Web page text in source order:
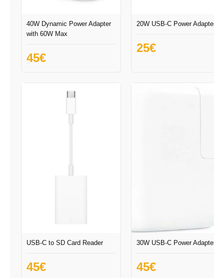
40W Dynamic Power Adapter
with 60W Max
45€
20W USB-C Power Adapter
25€
USB-C to SD Card Reader
45€
30W USB-C Power Adapter
45€